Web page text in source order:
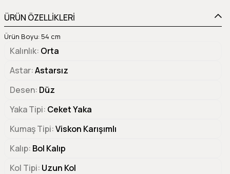
ÜRÜN ÖZELLİKLERİ
Ürün Boyu: 54 cm
Kalınlık Orta
Astar Astarsız
Desen Düz
Yaka Tipi Ceket Yaka
Kumaş Tipi Viskon Karışımlı
Kalıp Bol Kalıp
Kol Tipi Uzun Kol